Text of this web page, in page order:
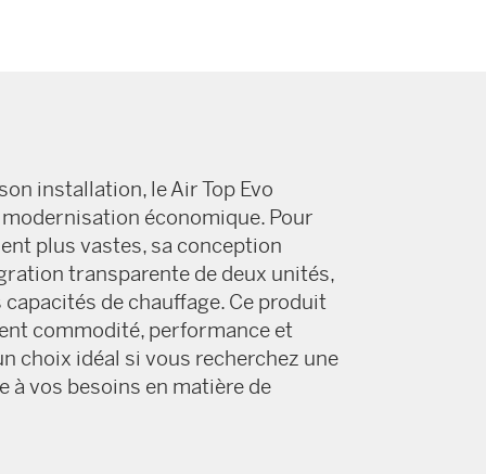
installation, le Air Top Evo
économique. Pour
plus vastes, sa conception
transparente de deux unités,
de chauffage. Ce produit
commodité, performance et
choix idéal si vous recherchez une
à vos besoins en matière de